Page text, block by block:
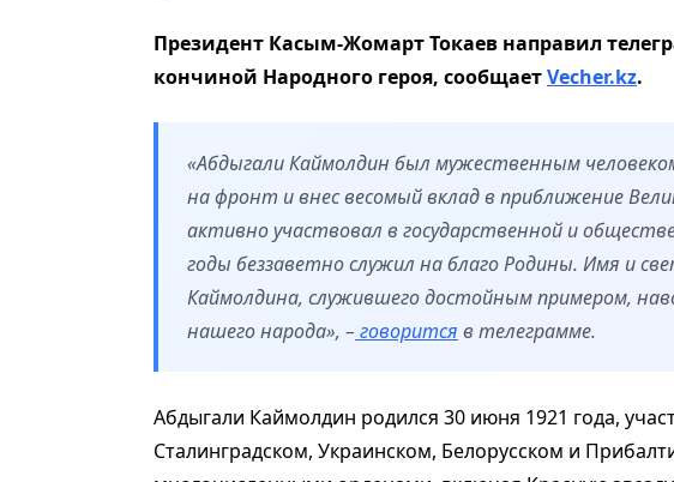
Президент Касым-Жомарт Токаев направил
кончиной Народного героя, сообщаетVecher.kz.
«Абдыгали Каймолдин был мужественным
на фронт и внес весомый вклад в приближение
активно участвовал в государственной и
годы беззаветно служил на благо Родины. Имя и
Каймолдина, служившего достойным примером,
нашего народа», – говорится в телеграмме.
Абдыгали Каймолдин родился 30 июня 1921 года,
Сталинградском, Украинском, Белорусском и